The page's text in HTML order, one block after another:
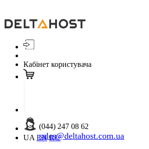
Кабінет користувача
(044) 247 08 62
sales@deltahost.com.ua
UA EN RU